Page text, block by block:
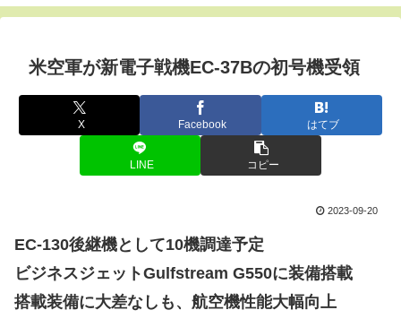
米空軍が新電子戦機EC-37Bの初号機受領
X Facebook はてブ
LINE コピー
2023-09-20
EC-130後継機として10機調達予定
ビジネスジェットGulfstream G550に装備搭載
搭載装備に大差なしも、航空機性能大幅向上